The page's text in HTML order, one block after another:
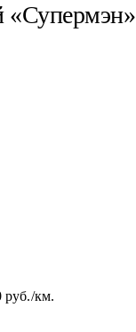
руб./км.